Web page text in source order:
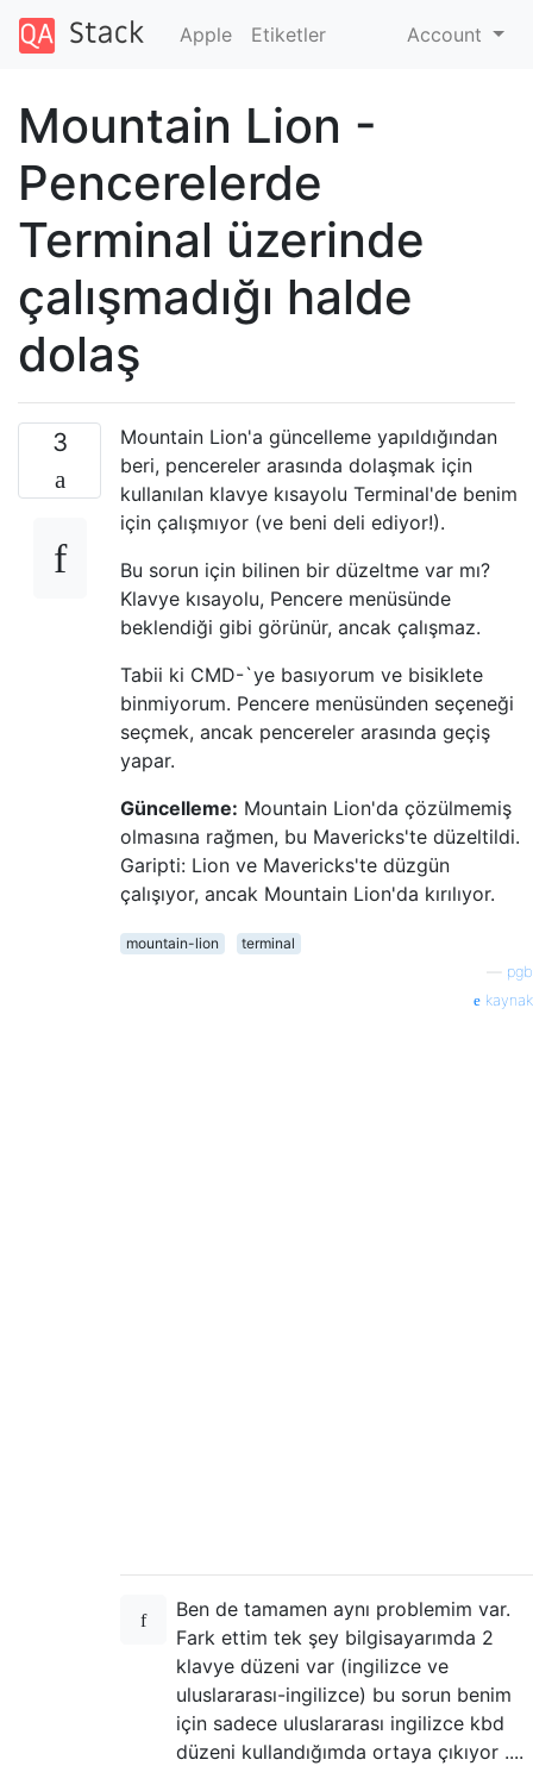
Apple Etiketler Account
Mountain Lion -
Pencerelerde
Terminal üzerinde
çalışmadığı halde
dolaş
3
Mountain Lion'a güncelleme yapıldığından
beri, pencereler arasında dolaşmak için
kullanılan klavye kısayolu Terminal'de benim
için çalışmıyor (ve beni deli ediyor!).
Bu sorun için bilinen bir düzeltme var mı?
Klavye kısayolu, Pencere menüsünde
beklendiği gibi görünür, ancak çalışmaz.
Tabii ki CMD-`ye basıyorum ve bisiklete
binmiyorum. Pencere menüsünden seçeneği
seçmek, ancak pencereler arasında geçiş
yapar.
Güncelleme: Mountain Lion'da çözülmemiş
olmasına rağmen, bu Mavericks'te düzeltildi.
Garipti: Lion ve Mavericks'te düzgün
çalışıyor, ancak Mountain Lion'da kırılıyor.
mountain-lion
terminal
pgb
kaynak
Ben de tamamen aynı problemim var.
Fark ettim tek şey bilgisayarımda 2
klavye düzeni var (ingilizce ve
uluslararası-ingilizce) bu sorun benim
için sadece uluslararası ingilizce kbd
düzeni kullandığımda ortaya çıkıyor ....